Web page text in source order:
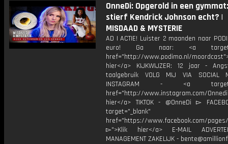
OnneDi: Opgerold in een
stierf Kendrick Johnson echt? |
MISDAAD & MYSTERIE
AD | ACTIE! Luister 2 maanden naar
euro! Ga naar: <a
href="http://www.podimo.nl/
hier</a> KIJKWIJZER: 12 jaar -
taalgebruik VOLG MIJ VIA SOCIAL
INSTAGRAM - <a
href="http://www.instagram.com/
hier</a> TIKTOK - @OnneDi ▻
target="_blank"
href="https://www.facebook.com/pages/
▻">Klik hier</a> E-MAIL
MANAGEMENT ZAKELIJK -